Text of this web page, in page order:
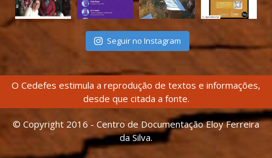
Seguir no Instagram
O Cedefes estimula a reprodução de textos e informações,
desde que citada a fonte.
© Copyright 2016 - Centro de Documentação Eloy Ferreira
da Silva.